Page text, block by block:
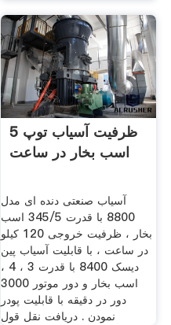
ظرفیت آسیاب توپ 5
اسب بخار در ساعت
آسیاب صنعتی دنده ای مدل
8800 با قدرت 345/5 اسب
بخار ، ظرفیت خروجی 120 کیلو
در ساعت ، با قابلیت آسیاب پین
دیسک 8400 با قدرت 3 ، 4 ،
اسب بخار و دور موتور 3000
دور در دقیقه با قابلیت پودر
نمودن . دریافت نقل قول